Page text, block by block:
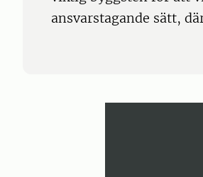
ansvarstagande sätt,